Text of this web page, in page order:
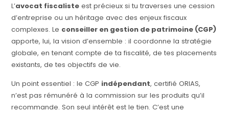
L’avocat fiscaliste est précieux si tu traverses une cession
d’entreprise ou un héritage avec des enjeux fiscaux
complexes. Le conseiller en gestion de patrimoine (CGP)
apporte, lui, la vision d’ensemble : il coordonne la stratégie
globale, en tenant compte de ta fiscalité, de tes placements
existants, de tes objectifs de vie.
Un point essentiel : le CGP indépendant, certifié ORIAS,
n’est pas rémunéré à la commission sur les produits qu’il
recommande. Son seul intérêt est le tien. C’est une